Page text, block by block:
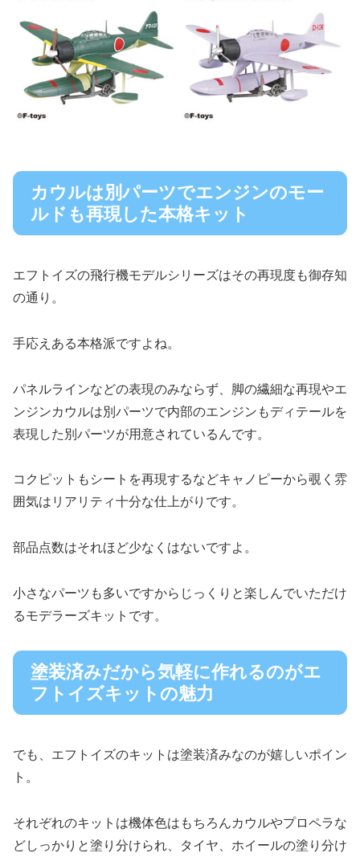
カウルは別パーツでエンジンのモー
ルドも再現した本格キット
エフトイズの飛行機モデルシリーズはその再現度も御存知
の通り。
手応えある本格派ですよね。
パネルラインなどの表現のみならず、脚の繊細な再現やエ
ンジンカウルは別パーツで内部のエンジンもディテールを
表現した別パーツが用意されているんです。
コクピットもシートを再現するなどキャノピーから覗く雰
囲気はリアリティ十分な仕上がりです。
部品点数はそれほど少なくはないですよ。
小さなパーツも多いですからじっくりと楽しんでいただけ
るモデラーズキットです。
塗装済みだから気軽に作れるのがエ
フトイズキットの魅力
でも、エフトイズのキットは塗装済みなのが嬉しいポイン
ト。
それぞれのキットは機体色はもちろんカウルやプロペラな
どしっかりと塗り分けられ、タイヤ、ホイールの塗り分け